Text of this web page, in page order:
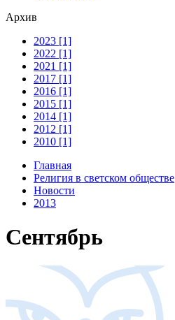
Архив
2023 [1]
2022 [1]
2021 [1]
2017 [1]
2016 [1]
2015 [1]
2014 [1]
2012 [1]
2010 [1]
Главная
Религия в светском обществе
Новости
2013
Сентябрь